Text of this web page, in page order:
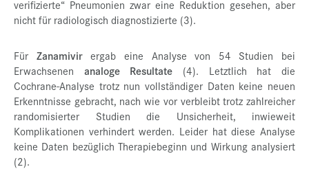
verifizierte“ Pneumonien zwar eine Reduktion gesehen, aber
nicht für radiologisch diagnostizierte (3).
Für Zanamivirergab eine Analyse von 54 Studien bei
Erwachsenen analoge Resultate (4). Letztlich hat die
Cochrane-Analyse trotz nun vollständiger Daten keine neuen
Erkenntnisse gebracht, nach wie vor verbleibt trotz zahlreicher
randomisierter Studien die Unsicherheit, inwieweit
Komplikationen verhindert werden. Leider hat diese Analyse
keine Daten bezüglich Therapiebeginn und Wirkung analysiert
(2).